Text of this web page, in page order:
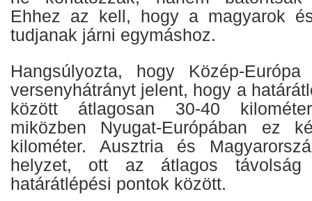
Ehhez az kell, hogy a magyarok
tudjanak járni egymáshoz.
Hangsúlyozta, hogy Közép-
versenyhátrányt jelent, hogy a
között átlagosan 30-40
miközben Nyugat-Európában ez
kilométer. Ausztria és
helyzet, ott az átlagos
határátlépési pontok között.